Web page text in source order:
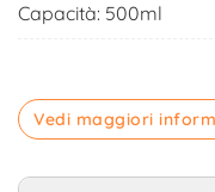
Capacità: 500ml
Vedi maggiori